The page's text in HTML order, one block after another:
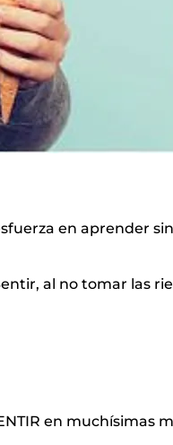
en aprender
al no tomar las
en muchísimas